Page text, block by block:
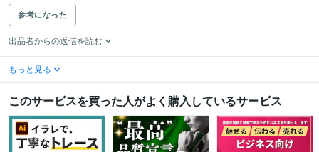
参考になった
出品者からの返信を読む
もっと見る
このサービスを買った人がよく購入しているサービス